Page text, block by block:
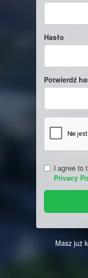
Hasło
Potwierdź
I agree to
Privacy
Masz już